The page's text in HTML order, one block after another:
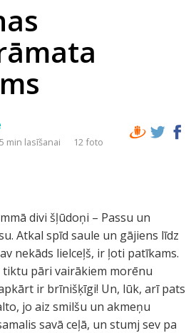
min lasīšanai 12 foto
divi šļūdoņi – Passu un
Atkal spīd saule un gājiens līdz
nekāds lielceļš, ir ļoti patīkams.
pāri vairākiem morēnu
ir brīnišķīgi! Un, lūk, arī pats
jo aiz smilšu un akmeņu
savā ceļā, un stumj sev pa